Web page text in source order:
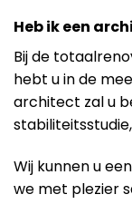
Heb ik een
Bij de
hebt u in de
architect zal u
Wij kunnen u
we met plezier